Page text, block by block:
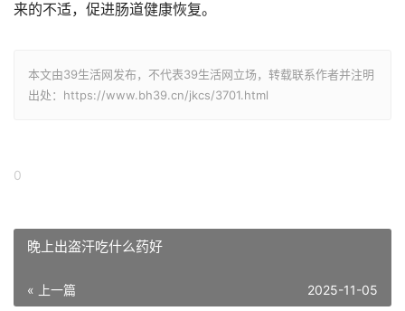
来的不适，促进肠道健康恢复。
本文由39生活网发布，不代表39生活网立场，转载联系作者并注明
出处：https://www.bh39.cn/jkcs/3701.html
0
晚上出盗汗吃什么药好
« 上一篇 2025-11-05